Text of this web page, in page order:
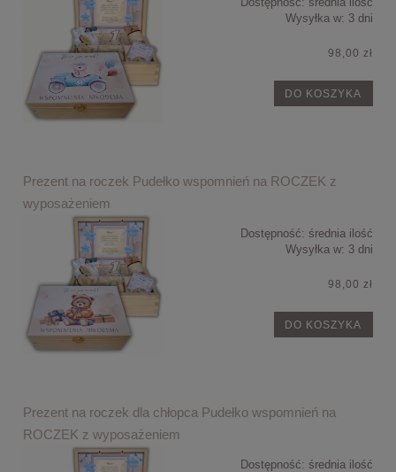
Wysyłka w: 3 dni
98,00 zł
DO KOSZYKA
Prezent na roczek Pudełko wspomnień na ROCZEK z
wyposażeniem
Dostępność: średnia ilość
Wysyłka w: 3 dni
98,00 zł
DO KOSZYKA
Prezent na roczek dla chłopca Pudełko wspomnień na
ROCZEK z wyposażeniem
Dostępność: średnia ilość